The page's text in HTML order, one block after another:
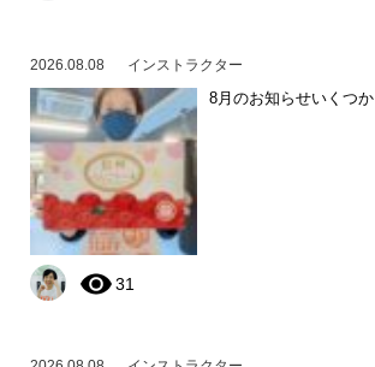
2026.08.08 インストラクター
8月のお知らせいくつか
31